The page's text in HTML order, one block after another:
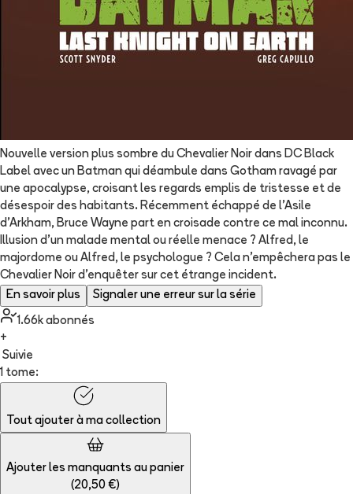
Nouvelle version plus sombre du Chevalier Noir dans DC Black
Label avec un Batman qui déambule dans Gotham ravagé par
une apocalypse, croisant les regards emplis de tristesse et de
désespoir des habitants. Récemment échappé de l’Asile
d’Arkham, Bruce Wayne part en croisade contre ce mal inconnu.
Illusion d’un malade mental ou réelle menace ? Alfred, le
majordome ou Alfred, le psychologue ? Cela n’empêchera pas le
Chevalier Noir d’enquêter sur cet étrange incident.
En savoir plus
Signaler une erreur sur la série
1.66k abonnés
+
Suivie
1 tome:
Tout ajouter à ma collection
Ajouter les manquants au panier
(20,50 €)